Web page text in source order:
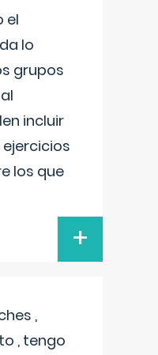
el
lo
grupos
incluir
ejercicios
los que
+
,
, tengo